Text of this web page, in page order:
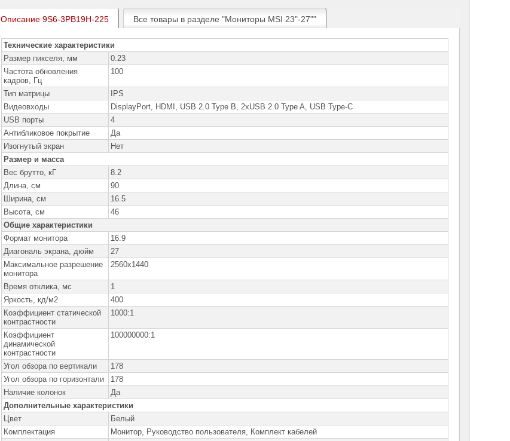
Описание 9S6-3PB19H-225 Все товары в разделе "Мониторы MSI 23"-27""
Технические характеристики
Размер пикселя, мм
0.23
Частота обновления
кадров, Гц
100
Тип матрицы
IPS
Видеовходы
DisplayPort, HDMI, USB 2.0 Type B, 2xUSB 2.0 Type A, USB Type-C
USB порты
4
Антибликовое покрытие
Да
Изогнутый экран
Нет
Размер и масса
Вес брутто, кГ
8.2
Длина, см
90
Ширина, см
16.5
Высота, см
46
Общие характеристики
Формат монитора
16:9
Диагональ экрана, дюйм
27
Максимальное разрешение
монитора
2560x1440
Время отклика, мс
1
Яркость, кд/м2
400
Коэффициент статической
контрастности
1000:1
Коэффициент
динамической
контрастности
100000000:1
Угол обзора по вертикали
178
Угол обзора по горизонтали
178
Наличие колонок
Да
Дополнительные характеристики
Цвет
Белый
Комплектация
Монитор, Руководство пользователя, Комплект кабелей